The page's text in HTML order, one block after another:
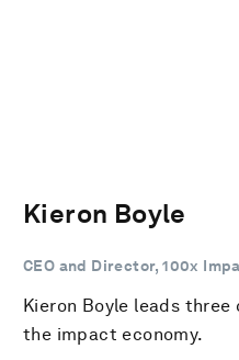
Kieron Boyle
CEO and Director, 100x
Kieron Boyle leads
the impact economy.